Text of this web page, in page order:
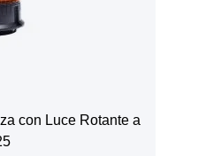
con Luce Rotante a